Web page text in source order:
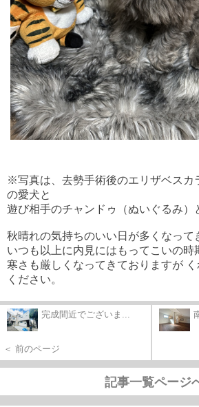
※写真は、去勢手術後のエリザベスカ
の愛犬と
遊び相手のチャンドゥ（ぬいぐるみ）
秋晴れの気持ちのいい日が多くなって
いつも以上に内見にはもってこいの時
寒さも厳しくなってきておりますが
ください。
完成間近でございま...
＜ 前のページ
記事一覧ページ